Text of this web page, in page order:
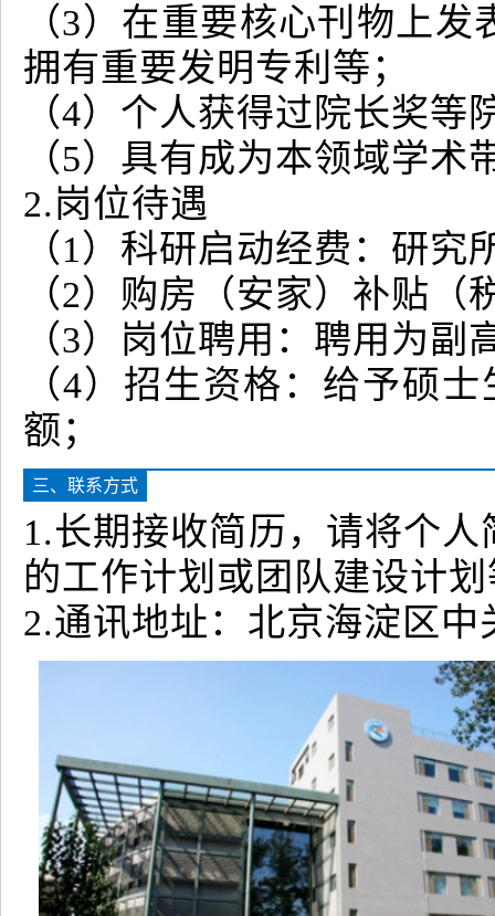
（3）在重要核心刊物上
拥有重要发明专利等；
（4）个人获得过院长奖
（5）具有成为本领域学术
2.岗位待遇
（1）科研启动经费：研究
（2）购房（安家）补贴（
（3）岗位聘用：聘用为副
（4）招生资格：给予硕
额；
三、联系方式
1.长期接收简历，请将个
的工作计划或团队建设计
2.通讯地址：北京海淀区中